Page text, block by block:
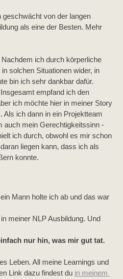
geschwächt von der langen
als eine der Besten. Mehr
ich durch körperliche
solchen Situationen wider, in
bin ich sehr dankbar dafür.
empfand ich den
ich möchte hier in meiner Story
Als ich dann in ein Projektteam
auch mein Gerechtigkeitssinn -
ich durch, obwohl es mir schon
liegen kann, dass ich als
konnte.
Mann holte ich ab und das war
meiner NLP Ausbildung. Und
nur hin, was mir gut tat.
Leben. All meine Learnings und
Link dazu findest du in meinem